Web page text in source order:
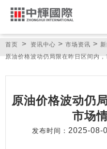
首页 > 资讯中心 >市场资讯 >
原油价格波动仍局限在昨日区间内
原油价格波动仍
市场
发布时间： 2025-08-